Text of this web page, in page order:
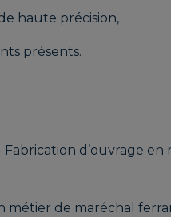
Ariane
FRADIN
Durs
haute précision,
présents.
d’ouvrage en
métier de maréchal